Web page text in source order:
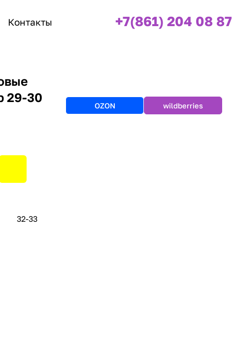
Контакты +7(861) 204 08 87
29-30
32-33
OZON wildberries